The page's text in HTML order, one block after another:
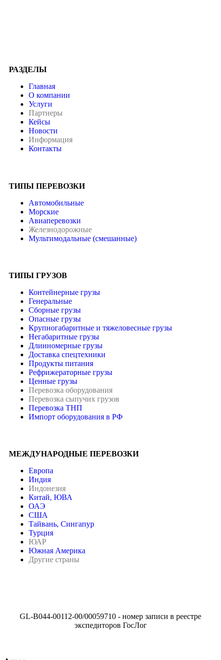
РАЗДЕЛЫ
Главная
О компании
Услуги
Партнеры
Кейсы
Новости
Информация
Контакты
ТИПЫ ПЕРЕВОЗКИ
Автомобильные
Морские
Авиаперевозки
Железнодорожные
Мультимодальные (смешанные)
ТИПЫ ГРУЗОВ
Контейнерные грузы
Генеральные
Сборные грузы
Опасные грузы
Крупногабаритные и тяжеловесные грузы
Негабаритные грузы
Длинномерные грузы
Доставка спецтехники
Продукты питания
Рефрижераторные грузы
Ценные грузы
Перевозка оборудования
Перевозка сыпучих грузов
Перевозка ТНП
Импорт оборудования в РФ
МЕЖДУНАРОДНЫЕ ПЕРЕВОЗКИ
Европа
Индия
Индонезия
Китай, ЮВА
ОАЭ
США
Тайвань, Сингапур
Турция
ЮАР
Южная Америка
Другие страны
GL-B044-00112-00/00059710 - номер записи в реестре
экспедиторов ГосЛог